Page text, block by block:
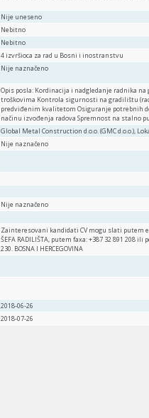
Nije uneseno
Nebitno
Nebitno
4 izvršioca za rad u Bosni i inostranstvu
Nije naznačeno
Opis posla: Kordinacija i nadgledanje radnika
troškovima Kontrola sigurnosti na gradilištu
predviđenim kvalitetom Osiguranje potrebnih
načinu izvođenja radova Spremnost na stalno
Global Metal Construction d.o.o. (GMC d.o.o.),
Nije naznačeno
Nije naznačeno
Zainteresovani kandidati CV mogu slati putem
ŠEFA RADILIŠTA, putem faxa: +387 32 891 208 ili
230. BOSNA I HERCEGOVINA
2018-06-26
2018-07-26